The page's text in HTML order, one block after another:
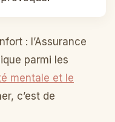
: l’Assurance
parmi les
mentale et le
c’est de